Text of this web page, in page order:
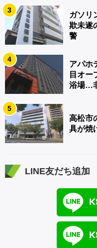
3
ガソリ
欺未遂
警
4
アパホ
目オ
浴場…
5
高松市
具が焼
LINE友だち追加